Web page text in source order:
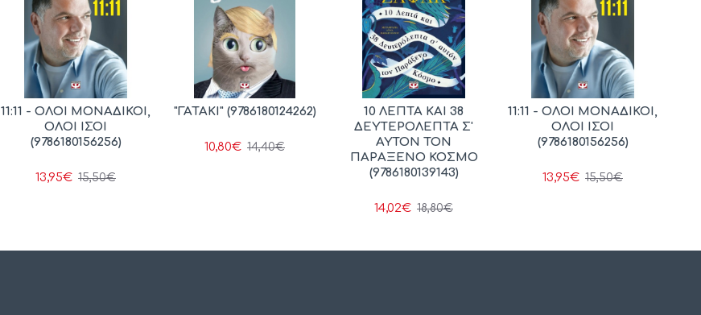
11:11 - ΟΛΟΙ ΜΟΝΑΔΙΚΟΙ,
ΟΛΟΙ ΙΣΟΙ
(9786180156256)
13,95€ 15,50€
"ΓΑΤΑΚΙ" (9786180124262)
10,80€ 14,40€
10 ΛΕΠΤΑ ΚΑΙ 38
ΔΕΥΤΕΡΟΛΕΠΤΑ Σ'
ΑΥΤΟΝ ΤΟΝ
ΠΑΡΑΞΕΝΟ ΚΟΣΜΟ
(9786180139143)
14,02€ 18,80€
11:11 - ΟΛΟΙ ΜΟΝΑΔΙΚΟΙ,
ΟΛΟΙ ΙΣΟΙ
(9786180156256)
13,95€ 15,50€